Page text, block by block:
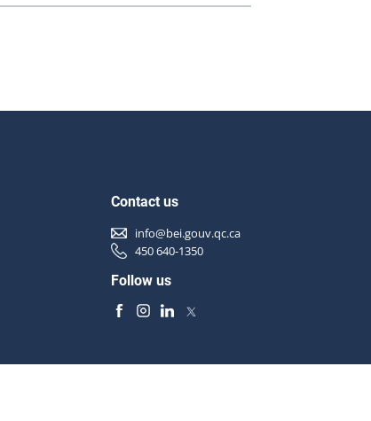
Contact us
info@bei.gouv.qc.ca
450 640-1350
Follow us